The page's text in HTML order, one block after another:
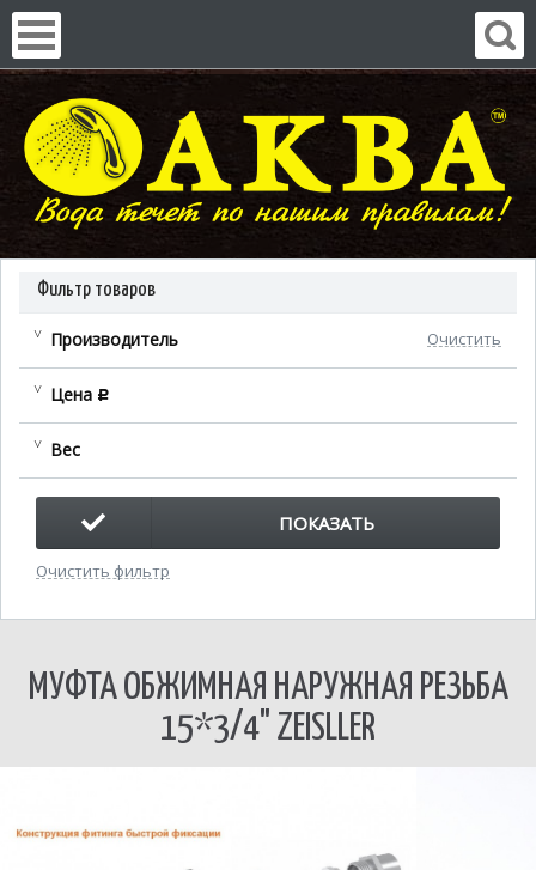
Фильтр товаров
Производитель Очистить
Цена c
Вес
ПОКАЗАТЬ
Очистить фильтр
МУФТА ОБЖИМНАЯ НАРУЖНАЯ РЕЗЬБА
15*3/4" ZEISLLER